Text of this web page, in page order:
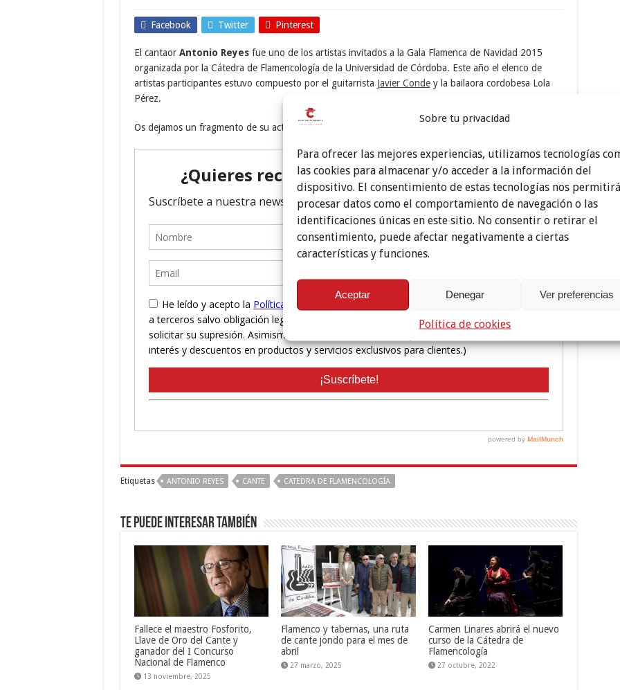
Sobre tu privacidad
Para ofrecer las mejores experiencias, utilizamos tecnologías
las cookies para almacenar y/o acceder a la información del
dispositivo. El consentimiento de estas tecnologías nos permitirá
procesar datos como el comportamiento de navegación o las
identificaciones únicas en este sitio. No consentir o retirar el
consentimiento, puede afectar negativamente a ciertas
características y funciones.
Aceptar Denegar Ver preferencias
Política de cookies
Facebook Twitter Pinterest
El cantaor Antonio Reyesfue uno de los artistas invitados a la Gala Flamenca de Navidad 2015
organizada por la Cátedra de Flamencología de la Universidad de Córdoba. Este año el elenco de
artistas participantes estuvo compuesto por el guitarrista Javier Condey la bailaora cordobesa Lola
Pérez.
Os dejamos un fragmento de su actuación por soleá junto a la guitarra de Diego Amaya.
Etiquetas ANTONIO REYES CANTE CATEDRA DE FLAMENCOLOGÍA
Te puede interesar también
Fallece el maestro Fosforito,
Llave de Oro del Cante y
ganador del I Concurso
Nacional de Flamenco
13 noviembre, 2025
Flamenco y tabernas, una ruta
de cante jondo para el mes de
abril
27 marzo, 2025
Carmen Linares abrirá el nuevo
curso de la Cátedra de
Flamencología
27 octubre, 2022